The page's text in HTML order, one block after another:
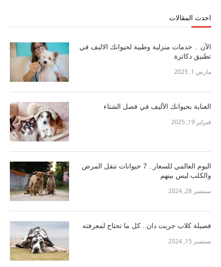
احدث المقالات
الآن .. خدمات منزلية وطبية لحيوانك الاليف في
تطبيق دكاترة
مارس 1, 2025
العناية بحيوانك الأليف في فصل الشتاء
فبراير 19, 2025
اليوم العالمي للسعار.. 7 حيوانات تنقل المرض
والكلب ليس بينهم
سبتمبر 28, 2024
فصيلة كلاب جريت دان.. كل ما تحتاج لمعرفته
سبتمبر 15, 2024